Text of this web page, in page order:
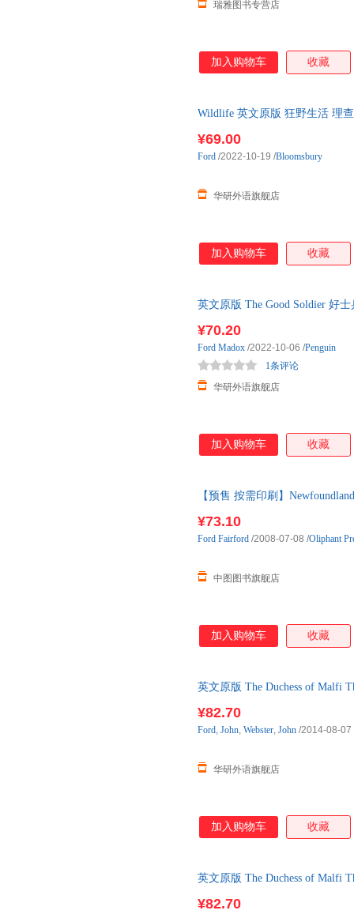
瑞雅图书专营店
加入购物车 收藏
Wildlife 英文原版 狂野生活 理
¥69.00
华研外语旗舰店
Ford /2022-10-19 /Bloomsbury
加入购物车 收藏
英文原版 The Good Soldier 好
¥70.20
华研外语旗舰店
1条评论
Ford Madox /2022-10-06 /Penguin
加入购物车 收藏
【预售 按需印刷】Newfoundland
¥73.10
中图图书旗舰店
Ford Fairford /2008-07-08 /Oliphant
加入购物车 收藏
英文原版 The Duchess of Malfi
¥82.70
华研外语旗舰店
Ford, John, Webster, John /2014-08-07
加入购物车 收藏
英文原版 The Duchess of Malfi
¥82.70